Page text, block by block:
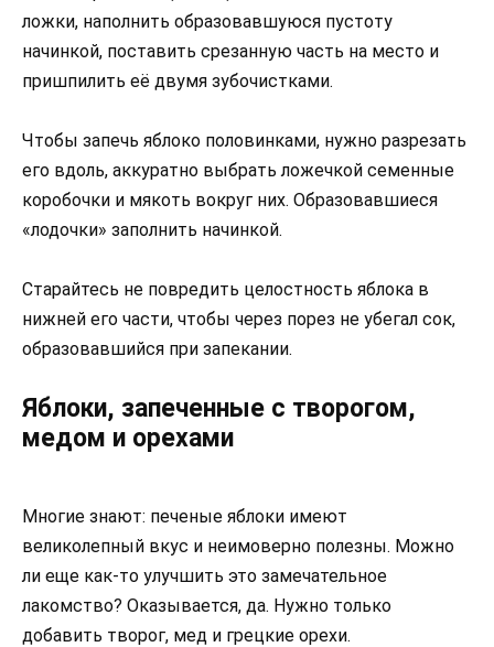
ложки, наполнить образовавшуюся пустоту
начинкой, поставить срезанную часть на место и
пришпилить её двумя зубочистками.
Чтобы запечь яблоко половинками, нужно разрезать
его вдоль, аккуратно выбрать ложечкой семенные
коробочки и мякоть вокруг них. Образовавшиеся
«лодочки» заполнить начинкой.
Старайтесь не повредить целостность яблока в
нижней его части, чтобы через порез не убегал сок,
образовавшийся при запекании.
Яблоки, запеченные с творогом,
медом и орехами
Многие знают: печеные яблоки имеют
великолепный вкус и неимоверно полезны. Можно
ли еще как-то улучшить это замечательное
лакомство? Оказывается, да. Нужно только
добавить творог, мед и грецкие орехи.